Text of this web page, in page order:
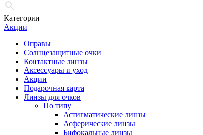
Категории
Акции
Оправы
Солнцезащитные очки
Контактные линзы
Аксессуары и уход
Акции
Подарочная карта
Линзы для очков
По типу
Астигматические линзы
Асферические линзы
Бифокальные линзы